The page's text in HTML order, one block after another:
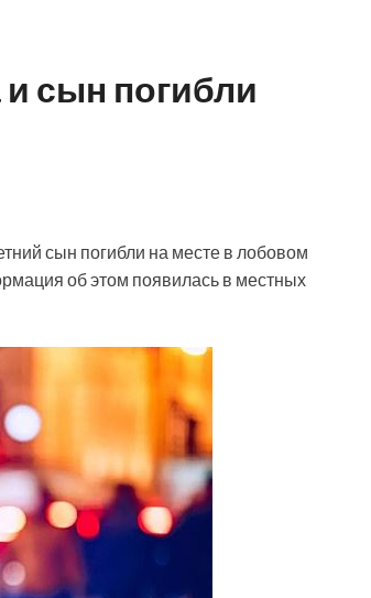
сын погибли
сын погибли на месте в лобовом
об этом появилась в местных